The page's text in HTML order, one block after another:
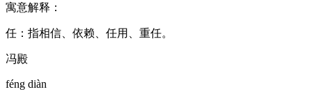
寓意解释：
任：指相信、依赖、任用、重任。
冯殿
féng diàn